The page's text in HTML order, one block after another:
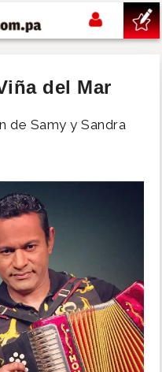
del Mar
de Samy y Sandra